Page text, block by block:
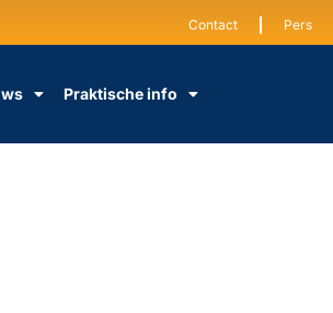
Contact Pers
Praktische info